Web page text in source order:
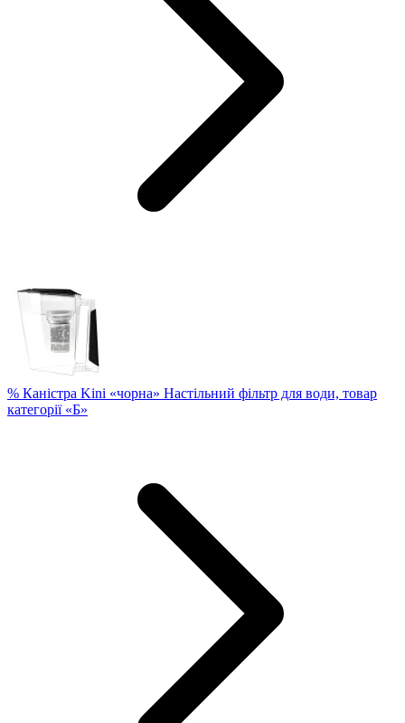
% Каністра Kini «чорна» Настільний фільтр для води, товар
категорії «Б»